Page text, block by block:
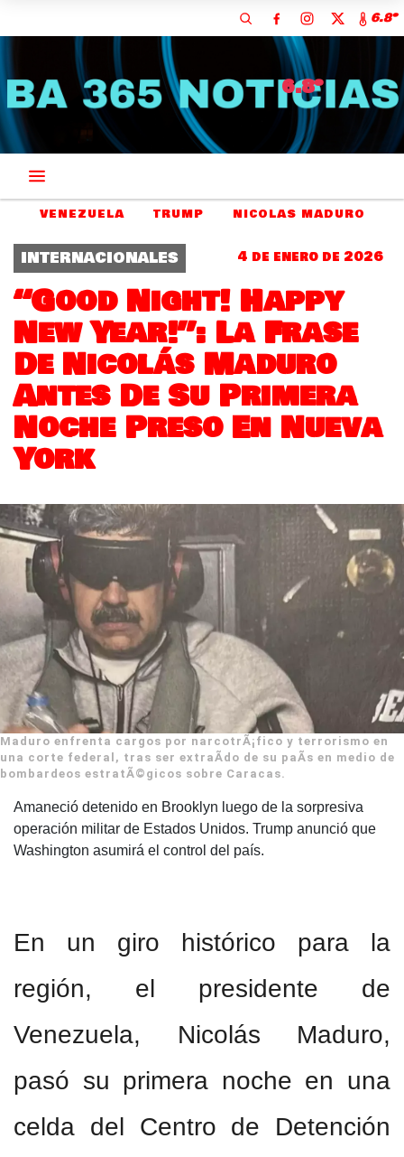
6.8º
6.8º
VENEZUELA TRUMP NICOLAS MADURO
INTERNACIONALES 4 de enero de 2026
“Good Night! Happy
New Year!”: La Frase
De Nicolás Maduro
Antes De Su Primera
Noche Preso En Nueva
York
Maduro enfrenta cargos por narcotrÃ¡fico y terrorismo en
una corte federal, tras ser extraÃ­do de su paÃ­s en medio de
bombardeos estratÃ©gicos sobre Caracas.
Amaneció detenido en Brooklyn luego de la sorpresiva
operación militar de Estados Unidos. Trump anunció que
Washington asumirá el control del país.
En un giro histórico para la
región, el presidente de
Venezuela, Nicolás Maduro,
pasó su primera noche en una
celda del Centro de Detención